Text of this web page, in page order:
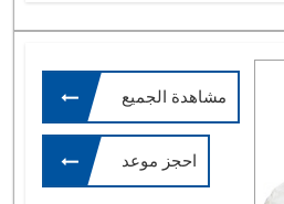
مشاهدة الجميع
احجز موعد